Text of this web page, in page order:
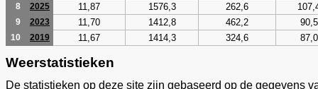
8 2025 11,87 1576,3 262,6
9 2023 11,70 1412,8 462,2 90,5
10 2019 11,67 1414,3 324,6 87,0
Weerstatistieken
De statistieken op deze site zijn gebaseerd op de gegevens